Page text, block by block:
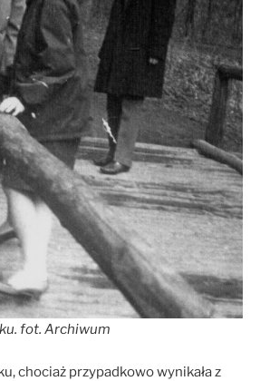
fot. Archiwum
chociaż przypadkowo wynikała z